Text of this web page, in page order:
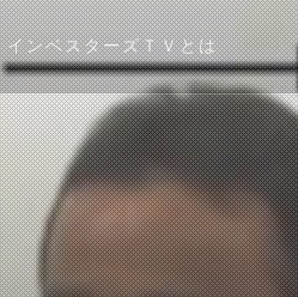
インベスターズＴＶとは